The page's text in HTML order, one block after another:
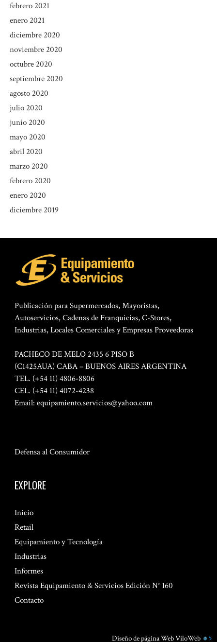
febrero 2021
enero 2021
diciembre 2020
noviembre 2020
octubre 2020
septiembre 2020
agosto 2020
julio 2020
junio 2020
mayo 2020
abril 2020
marzo 2020
febrero 2020
enero 2020
diciembre 2019
Publicación para Supermercados, Mayoristas,
Autoservicios, Cadenas de Franquicias, C-Stores,
Industrias, Locales Comerciales y Empresas Proveedoras
PACHECO DE MELO 2435 6 PISO B
(C1425AUA) CABA – BUENOS AIRES ARGENTINA
TEL. (+54 11) 4806-8806
CEL. (+54 11) 4072-4238
Email: equipamiento.servicios@yahoo.com
Defensa al Consumidor
EXPLORE
Inicio
Retail
Equipamiento y Tecnología
Industrias
Informes
Revista Equipamiento & Servicios Edición N° 160
Contacto
Diseño de página WebViloWeb